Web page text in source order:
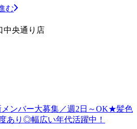
む
中央通り店
メンバー大募集／週2日～OK★髪色
あり◎幅広い年代活躍中！